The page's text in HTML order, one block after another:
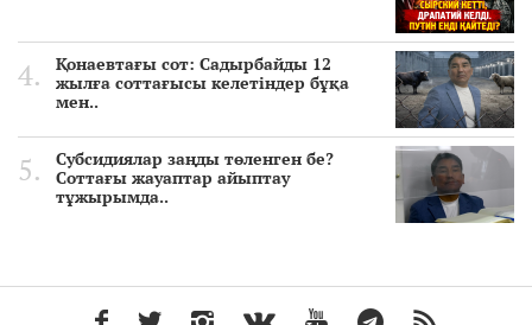
Қонаевтағы сот: Садырбайды 12
жылға соттағысы келетіндер бұқа
мен..
Субсидиялар заңды төленген бе?
Соттағы жауаптар айыптау
тұжырымда..